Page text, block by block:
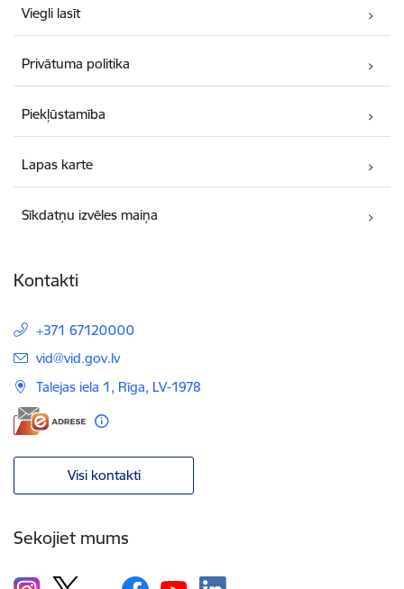
Viegli lasīt
Privātuma politika
Piekļūstamība
Lapas karte
Sīkdatņu izvēles maiņa
Kontakti
+371 67120000
E-pasts:
vid@vid.gov.lv
Talejas iela 1, Rīga, LV-1978
Visi kontakti
Sekojiet mums